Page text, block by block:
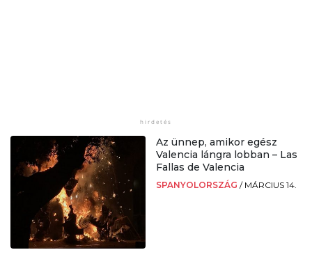
Az ünnep, amikor egész
Valencia lángra lobban – Las
Fallas de Valencia
SPANYOLORSZÁG / MÁRCIUS 14.